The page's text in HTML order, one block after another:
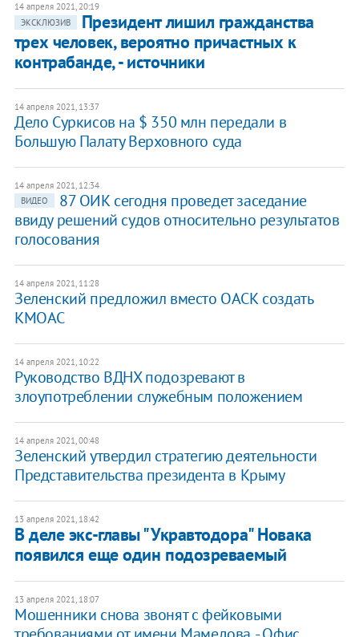
14 апреля 2021, 20:19
ЭКСКЛЮЗИВ
Президент лишил гражданства
трех человек, вероятно причастных к
контрабанде, - источники
14 апреля 2021, 13:37
Дело Суркисов на $ 350 млн передали в
Большую Палату Верховного суда
14 апреля 2021, 12:34
ВИДЕО
87 ОИК сегодня проведет заседание
ввиду решений судов относительно результатов
голосования
14 апреля 2021, 11:28
Зеленский предложил вместо ОАСК создать
КМОАС
14 апреля 2021, 10:22
Руководство ВДНХ подозревают в
злоупотреблении служебным положением
14 апреля 2021, 00:48
Зеленский утвердил стратегию деятельности
Представительства президента в Крыму
13 апреля 2021, 18:42
В деле экс-главы "Укравтодора" Новака
появился еще один подозреваемый
13 апреля 2021, 18:07
Мошенники снова звонят с фейковыми